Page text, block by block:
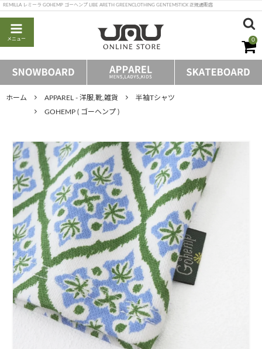
REMILLA レミーラ GOHEMP ゴーヘンプ LIBE ARETH GREENCLOTHING GENTEMSTICK 正規通販店
メニュー 0
ホーム APPAREL - 洋服,靴,雑貨 半袖Tシャツ
GOHEMP ( ゴーヘンプ )